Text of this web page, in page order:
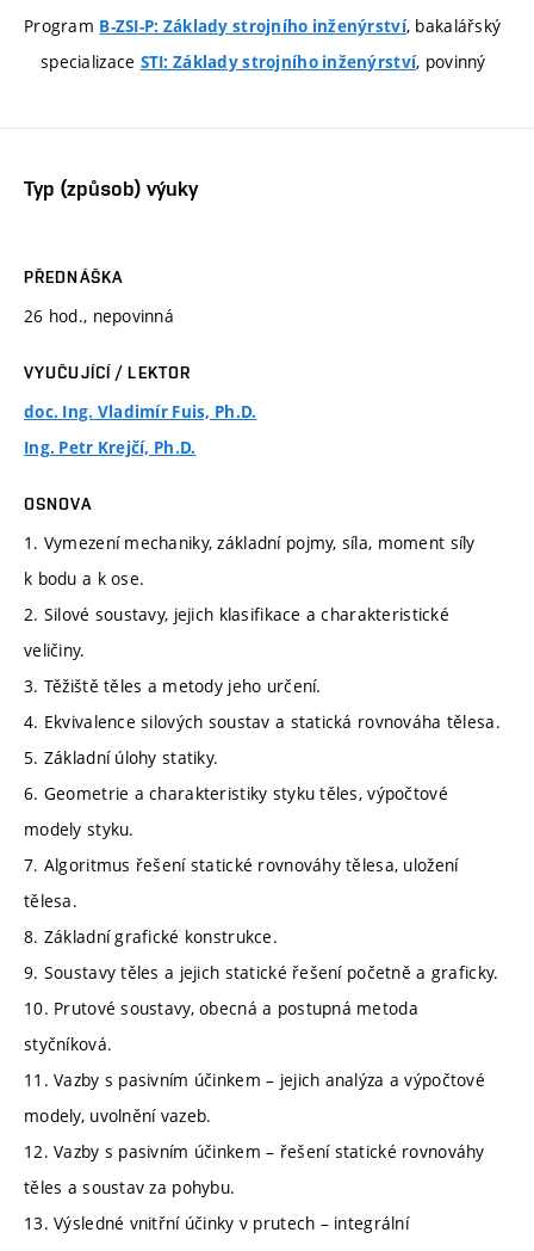
Program B-ZSI-P: Základy strojního inženýrství, bakalářský
specializace STI: Základy strojního inženýrství, povinný
Typ (způsob) výuky
PŘEDNÁŠKA
26 hod., nepovinná
VYUČUJÍCÍ / LEKTOR
doc. Ing. Vladimír Fuis, Ph.D.
Ing. Petr Krejčí, Ph.D.
OSNOVA
1. Vymezení mechaniky, základní pojmy, síla, moment síly
k bodu a k ose.
2. Silové soustavy, jejich klasifikace a charakteristické
veličiny.
3. Těžiště těles a metody jeho určení.
4. Ekvivalence silových soustav a statická rovnováha tělesa.
5. Základní úlohy statiky.
6. Geometrie a charakteristiky styku těles, výpočtové
modely styku.
7. Algoritmus řešení statické rovnováhy tělesa, uložení
tělesa.
8. Základní grafické konstrukce.
9. Soustavy těles a jejich statické řešení početně a graficky.
10. Prutové soustavy, obecná a postupná metoda
styčníková.
11. Vazby s pasivním účinkem – jejich analýza a výpočtové
modely, uvolnění vazeb.
12. Vazby s pasivním účinkem – řešení statické rovnováhy
těles a soustav za pohybu.
13. Výsledné vnitřní účinky v prutech – integrální